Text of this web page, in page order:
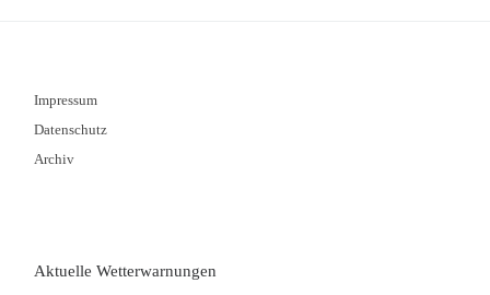
Impressum
Datenschutz
Archiv
Aktuelle Wetterwarnungen